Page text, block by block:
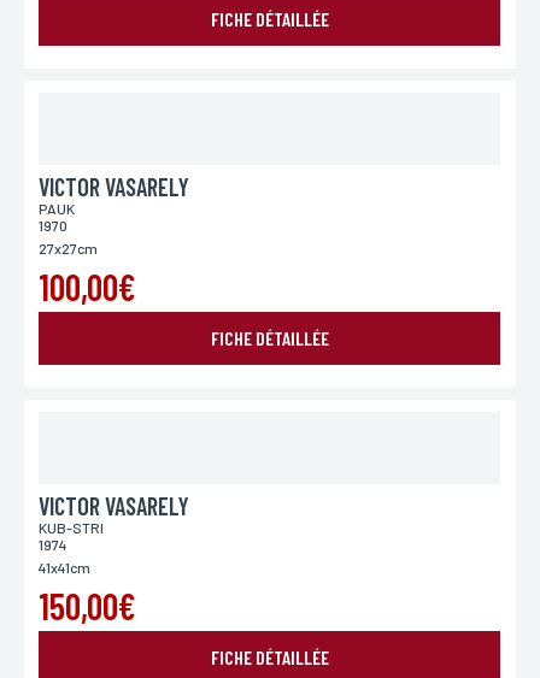
FICHE DÉTAILLÉE
VICTOR VASARELY
PAUK
1970
27x27cm
100,00€
FICHE DÉTAILLÉE
VICTOR VASARELY
KUB-STRI
1974
41x41cm
150,00€
FICHE DÉTAILLÉE